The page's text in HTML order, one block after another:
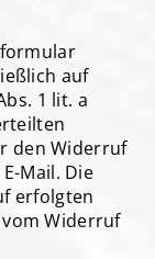
auf
1 lit. a
den Widerruf
Mail. Die
erfolgten
Widerruf